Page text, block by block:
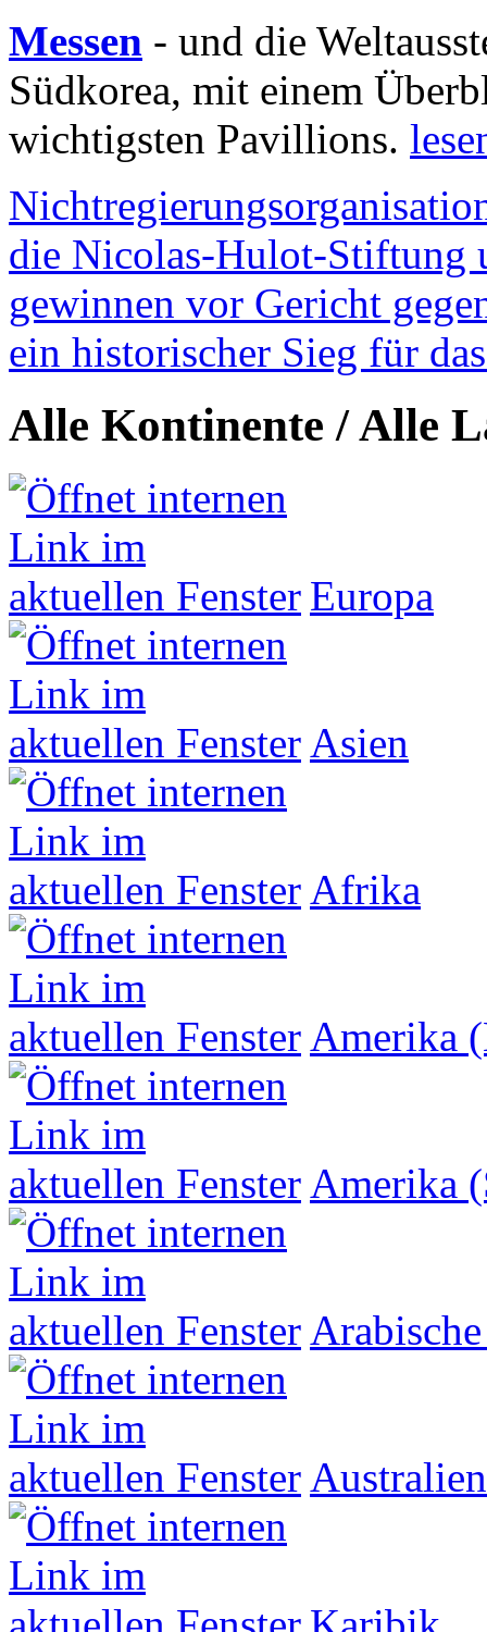
Messen - und die
Südkorea, mit einem
wichtigsten Pavillions.
die Nicolas-Hulot-Stiftung
gewinnen vor Gericht
ein historischer Sieg für
Alle Kontinente / Alle
Europa
Asien
Afrika
Amerika
Amerika
Australien